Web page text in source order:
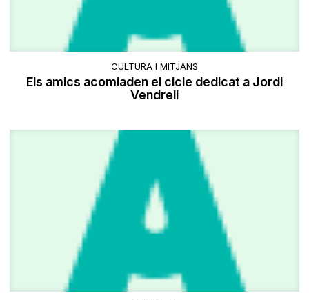
CULTURA I MITJANS
Els amics acomiaden el cicle dedicat a Jordi
Vendrell